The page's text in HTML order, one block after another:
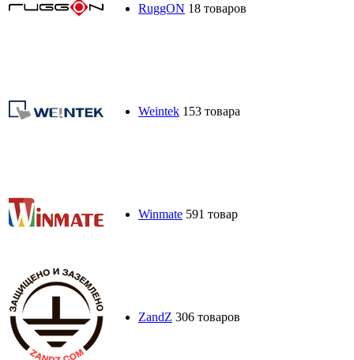
RuggON 18 товаров
Weintek 153 товара
Winmate 591 товар
ZandZ 306 товаров